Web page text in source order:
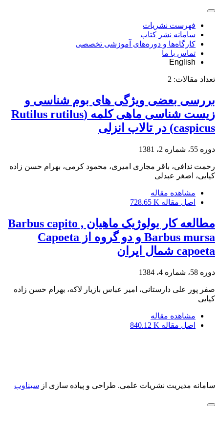
فهرست نشریات
سامانه نشر کتاب
کارگاه‌ها و دوره‌های آموزشی تخصصی
تماس با ما
English
تعداد مقالات: 2
بررسی بعضی ویژگی های بوم شناسی و
زیست شناسی ماهی کلمه (Rutilus rutilus
caspicus) در تالاب انزلی
دوره 55، شماره 2، 1381
رحمت ندافی، باقر مجازی امیری، محمود کرمی، بهرام حسن زاده
کیایی، اصغر عبدلی
مشاهده مقاله
اصل مقاله 728.65 K
مطالعه کار یولوژیک ماهیان Barbus capito ,
Barbus mursa و دو گروه از Capoeta
capoeta شمال ایران
دوره 58، شماره 4، 1384
صفر پور علی دارستانی، امیر عباس بازیار لاکه، بهرام حسن زاده
کیایی
مشاهده مقاله
اصل مقاله 840.12 K
سامانه مدیریت نشریات علمی. طراحی و پیاده سازی از سیناوب